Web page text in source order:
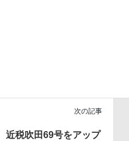
次の記事
近税吹田69号をアップ